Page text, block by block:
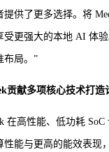
提供了更多选择。将
受更强大的本地 AI 体
布局。”
贡献多项核心技术打造
在高性能、低功耗
性能与更高的能效表现